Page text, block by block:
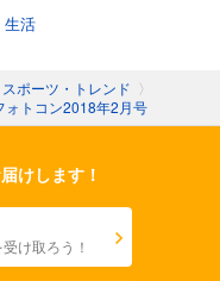
試し読み
生活
ポーツ・トレンド 〉
ォトコン2018年2月号
けします！
け取ろう！